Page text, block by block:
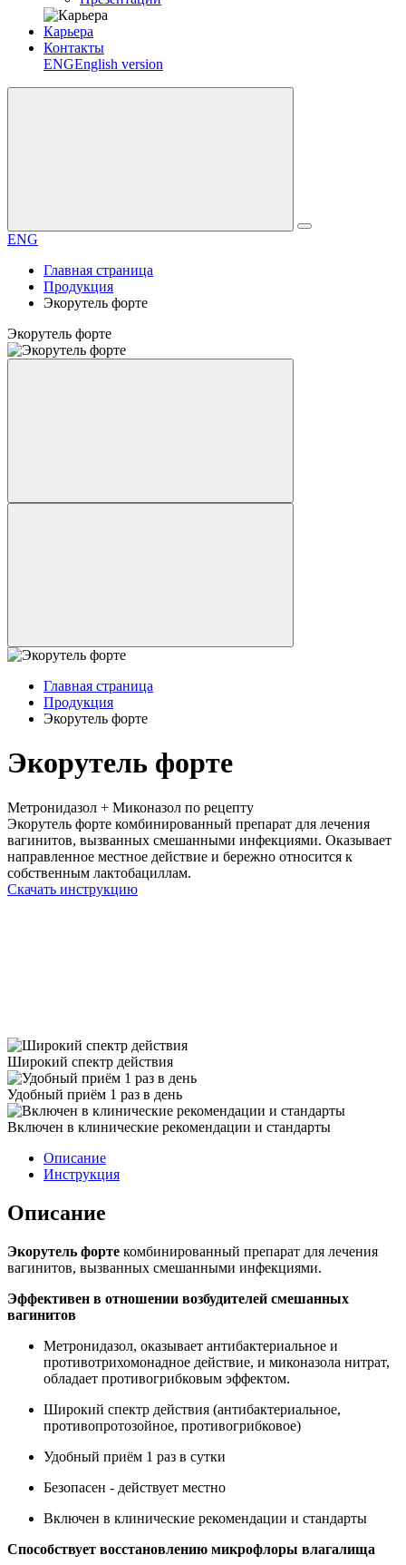
Карьера
Контакты
ENGEnglish version
ENG
Главная страница
Продукция
Экорутель форте
Экорутель форте
Главная страница
Продукция
Экорутель форте
Экорутель форте
Метронидазол + Миконазол по рецепту
Экорутель форте комбинированный препарат для лечения
вагинитов, вызванных смешанными инфекциями. Оказывает
направленное местное действие и бережно относится к
собственным лактобациллам.
Скачать инструкцию
Широкий спектр действия
Удобный приём 1 раз в день
Включен в клинические рекомендации и стандарты
Описание
Инструкция
Описание
Экорутель форте комбинированный препарат для лечения
вагинитов, вызванных смешанными инфекциями.
Эффективен в отношении возбудителей смешанных
вагинитов
Метронидазол, оказывает антибактериальное и
противотрихомонадное действие, и миконазола нитрат,
обладает противогрибковым эффектом.
Широкий спектр действия (антибактериальное,
противопротозойное, противогрибковое)
Удобный приём 1 раз в сутки
Безопасен - действует местно
Включен в клинические рекомендации и стандарты
Способствует восстановлению микрофлоры влагалища